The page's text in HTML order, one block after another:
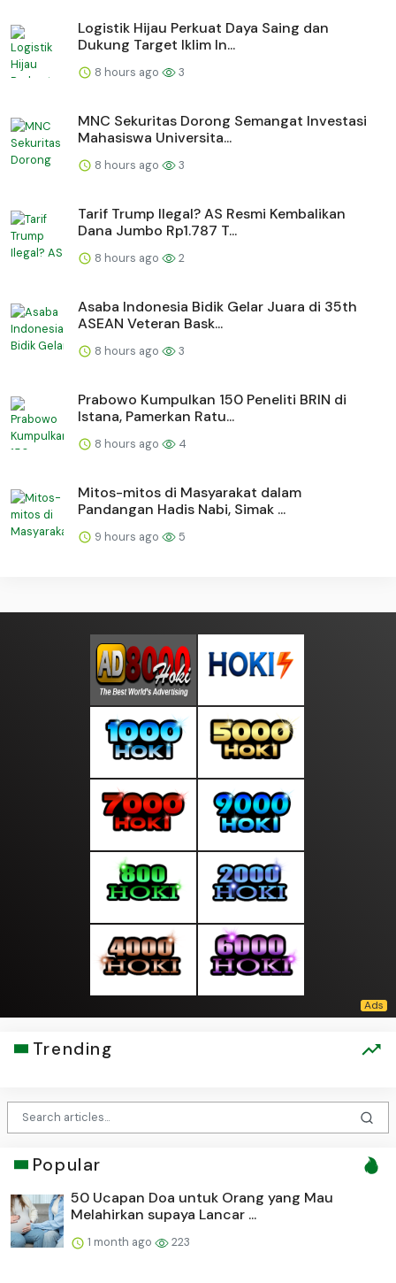
Logistik Hijau Perkuat Daya Saing dan
Dukung Target Iklim In...
8 hours ago 3
MNC Sekuritas Dorong Semangat Investasi
Mahasiswa Universita...
8 hours ago 3
Tarif Trump Ilegal? AS Resmi Kembalikan
Dana Jumbo Rp1.787 T...
8 hours ago 2
Asaba Indonesia Bidik Gelar Juara di 35th
ASEAN Veteran Bask...
8 hours ago 3
Prabowo Kumpulkan 150 Peneliti BRIN di
Istana, Pamerkan Ratu...
8 hours ago 4
Mitos-mitos di Masyarakat dalam
Pandangan Hadis Nabi, Simak ...
9 hours ago 5
Trending
Popular
50 Ucapan Doa untuk Orang yang Mau
Melahirkan supaya Lancar ...
1 month ago 223